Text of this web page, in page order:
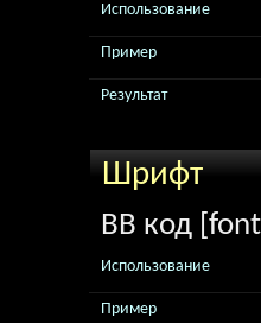
Использование
Пример
Результат
Шрифт
BB код
Использование
Пример